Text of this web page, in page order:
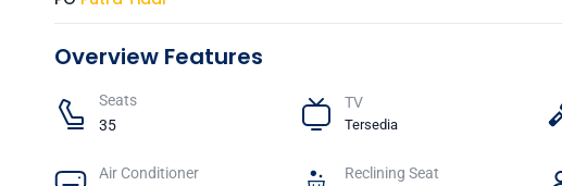
Overview Features
Seats​
35
TV​
Tersedia
Air Conditioner Reclining Seat